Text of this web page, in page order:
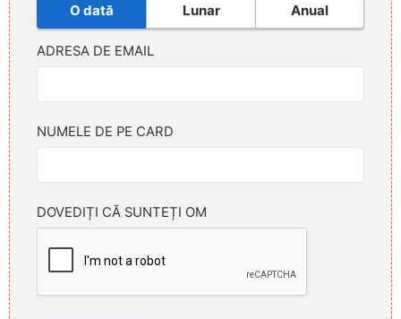
O dată Lunar Anual
ADRESA DE EMAIL
NUMELE DE PE CARD
DOVEDIȚI CĂ SUNTEȚI OM